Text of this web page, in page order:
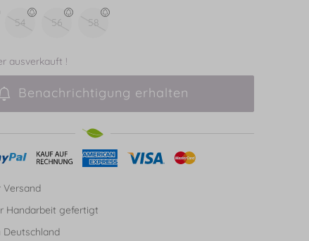
54 56 58
ausverkauft !
Benachrichtigung erhalten
Versand
Handarbeit gefertigt
Deutschland